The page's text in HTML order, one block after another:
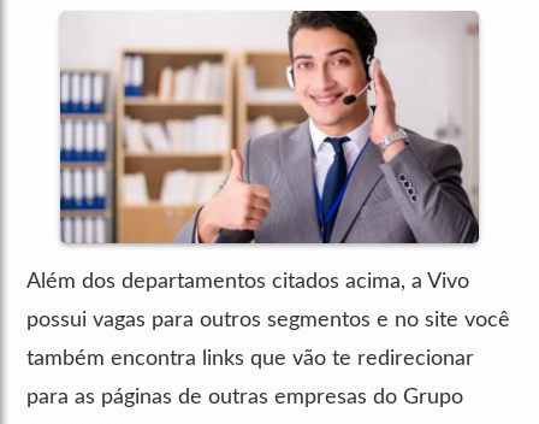
Além dos departamentos citados acima, a Vivo
possui vagas para outros segmentos e no site você
também encontra links que vão te redirecionar
para as páginas de outras empresas do Grupo